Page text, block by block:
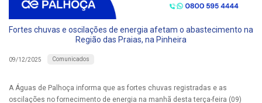
Fortes chuvas e oscilações de energia afetam o abastecimento na
Região das Praias, na Pinheira
09/12/2025 Comunicados
A Águas de Palhoça informa que as fortes chuvas registradas e as
oscilações no fornecimento de energia na manhã desta terça-feira (09)